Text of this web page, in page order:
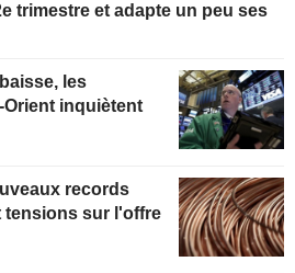
trimestre et adapte un peu ses
les
inquiètent
records
tensions sur l'offre